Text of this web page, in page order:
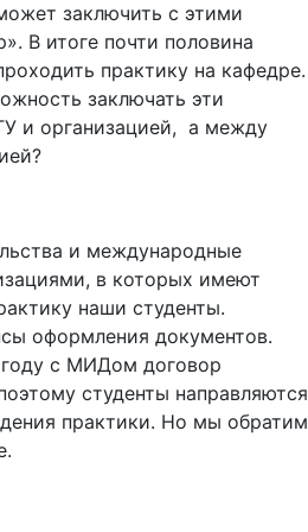
заключить с этими
В итоге почти половина
практику на кафедре.
заключать эти
и организацией, а между
и международные
в которых имеют
наши студенты.
оформления документов.
с МИДом договор
студенты направляются
практики. Но мы обратим